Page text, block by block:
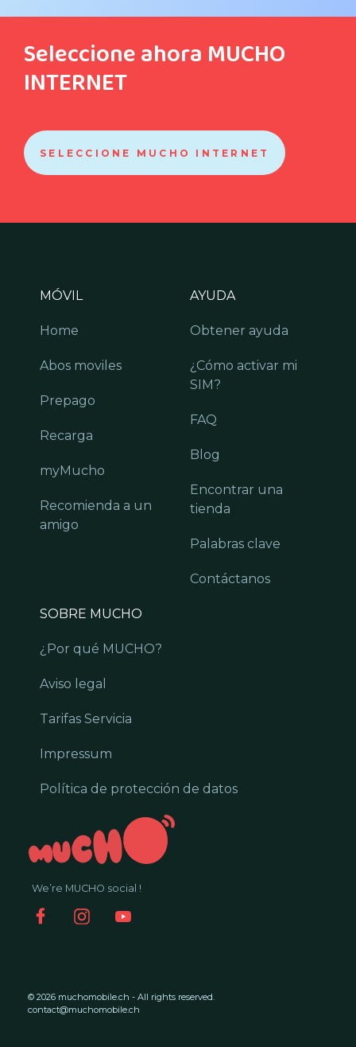
Seleccione ahora MUCHO
INTERNET
SELECCIONE MUCHO INTERNET
We’re MUCHO social !
© 2026 muchomobile.ch - All rights reserved.
contact@muchomobile.ch
MÓVIL
Home
Abos moviles
Prepago
Recarga
myMucho
Recomienda a un
amigo
AYUDA
Obtener ayuda
¿Cómo activar mi
SIM?
FAQ
Blog
Encontrar una
tienda
Palabras clave
Contáctanos
SOBRE MUCHO
¿Por qué MUCHO?
Aviso legal
Tarifas Servicia
Impressum
Política de protección de datos